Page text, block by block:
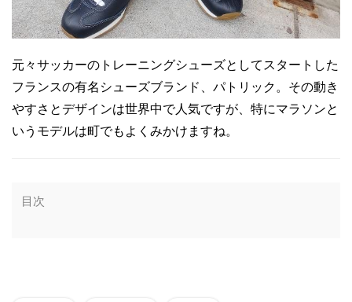
元々サッカーのトレーニングシューズとしてスタートした
フランスの有名シューズブランド、パトリック。その動き
やすさとデザインは世界中で人気ですが、特にマラソンと
いうモデルは町でもよくみかけますね。
目次